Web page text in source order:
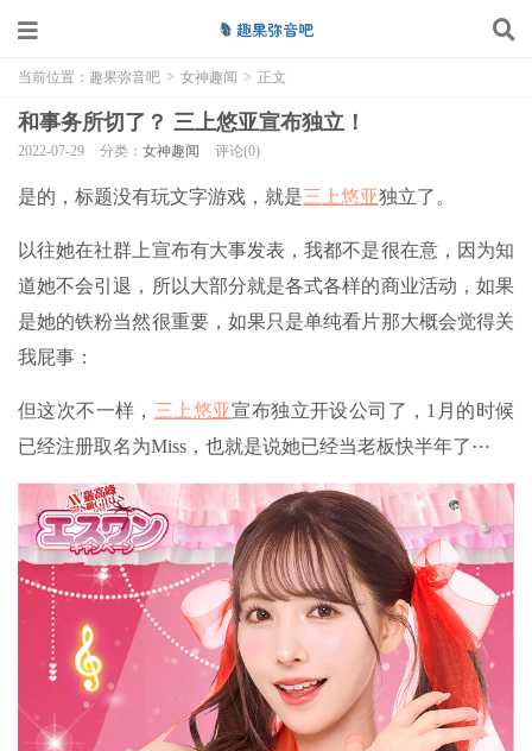
当前位置： 趣果弥音吧 > 女神趣闻 > 正文
和事务所切了？ 三上悠亚宣布独立！
2022-07-29 分类： 女神趣闻 评论(0)
是的，标题没有玩文字游戏，就是三上悠亚独立了。
以往她在社群上宣布有大事发表，我都不是很在意，因为知
道她不会引退，所以大部分就是各式各样的商业活动，如果
是她的铁粉当然很重要，如果只是单纯看片那大概会觉得关
我屁事：
但这次不一样， 三上悠亚宣布独立开设公司了，1月的时候
已经注册取名为Miss，也就是说她已经当老板快半年了⋯